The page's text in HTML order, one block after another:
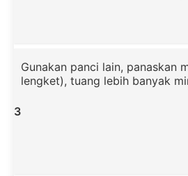
3
Gunakan panci lain, panaskan
lengket), tuang lebih banyak